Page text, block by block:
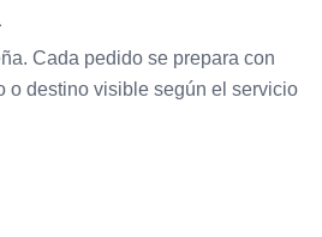
Cada pedido se prepara con
o destino visible según el servicio